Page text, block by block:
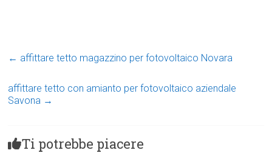
← affittare tetto magazzino per fotovoltaico Novara
affittare tetto con amianto per fotovoltaico aziendale
Savona →
Ti potrebbe piacere